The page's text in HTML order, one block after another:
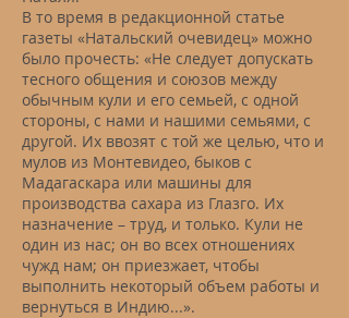
В то время в редакционной статье
газеты «Натальский очевидец» можно
было прочесть: «Не следует допускать
тесного общения и союзов между
обычным кули и его семьей, с одной
стороны, с нами и нашими семьями, с
другой. Их ввозят с той же целью, что и
мулов из Монтевидео, быков с
Мадагаскара или машины для
производства сахара из Глазго. Их
назначение – труд, и только. Кули не
один из нас; он во всех отношениях
чужд нам; он приезжает, чтобы
выполнить некоторый объем работы и
вернуться в Индию...».